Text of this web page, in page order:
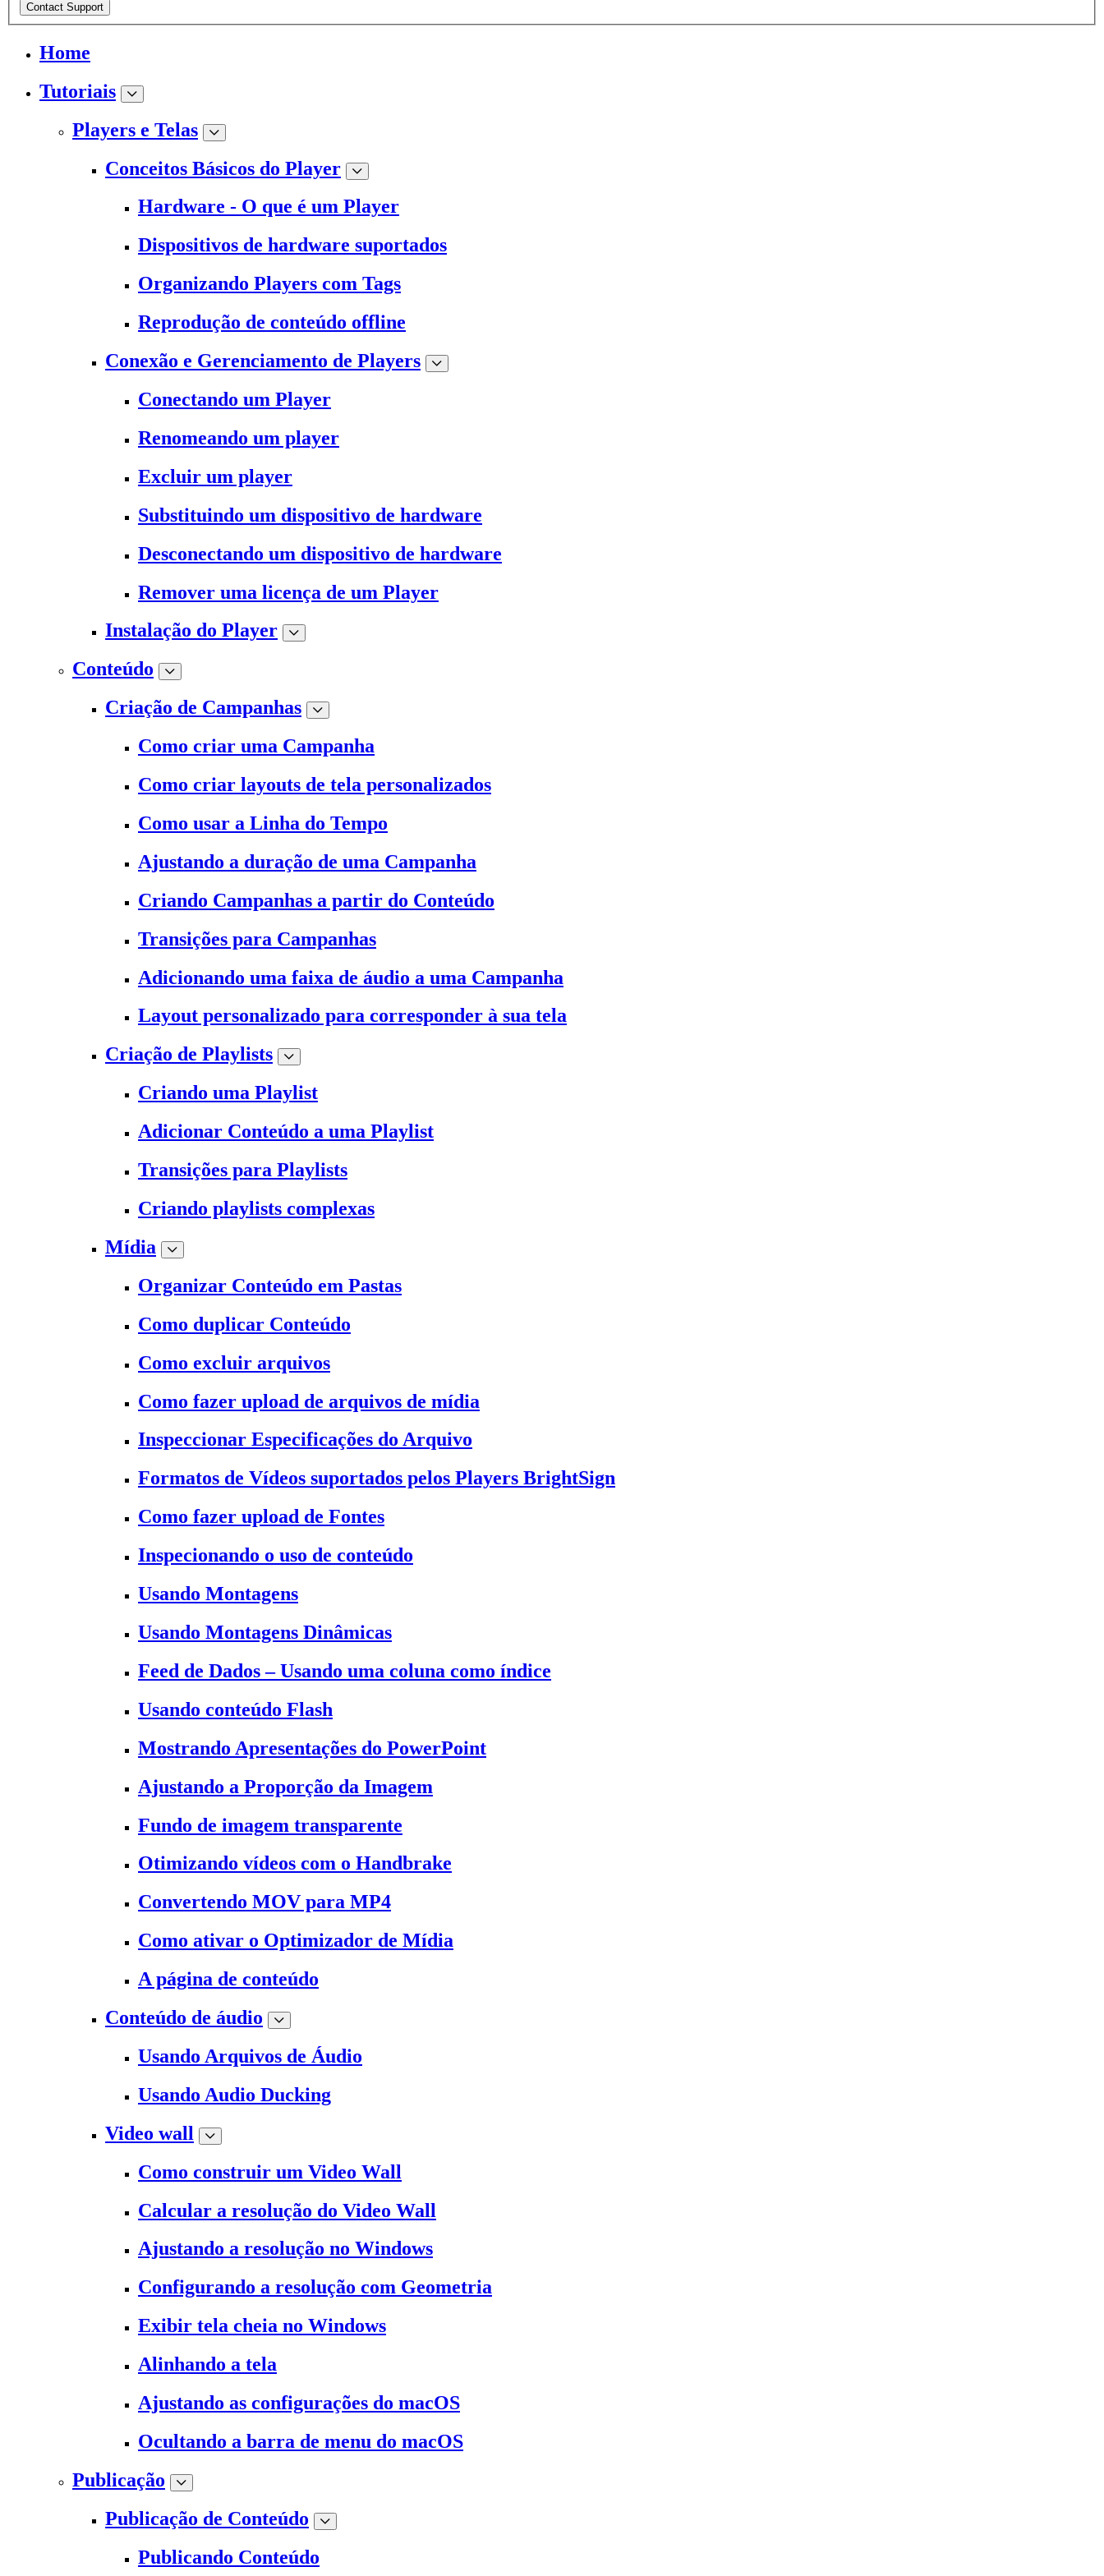
Contact Support
Home
Tutoriais
Players e Telas
Conceitos Básicos do Player
Hardware - O que é um Player
Dispositivos de hardware suportados
Organizando Players com Tags
Reprodução de conteúdo offline
Conexão e Gerenciamento de Players
Conectando um Player
Renomeando um player
Excluir um player
Substituindo um dispositivo de hardware
Desconectando um dispositivo de hardware
Remover uma licença de um Player
Instalação do Player
Conteúdo
Criação de Campanhas
Como criar uma Campanha
Como criar layouts de tela personalizados
Como usar a Linha do Tempo
Ajustando a duração de uma Campanha
Criando Campanhas a partir do Conteúdo
Transições para Campanhas
Adicionando uma faixa de áudio a uma Campanha
Layout personalizado para corresponder à sua tela
Criação de Playlists
Criando uma Playlist
Adicionar Conteúdo a uma Playlist
Transições para Playlists
Criando playlists complexas
Mídia
Organizar Conteúdo em Pastas
Como duplicar Conteúdo
Como excluir arquivos
Como fazer upload de arquivos de mídia
Inspeccionar Especificações do Arquivo
Formatos de Vídeos suportados pelos Players BrightSign
Como fazer upload de Fontes
Inspecionando o uso de conteúdo
Usando Montagens
Usando Montagens Dinâmicas
Feed de Dados – Usando uma coluna como índice
Usando conteúdo Flash
Mostrando Apresentações do PowerPoint
Ajustando a Proporção da Imagem
Fundo de imagem transparente
Otimizando vídeos com o Handbrake
Convertendo MOV para MP4
Como ativar o Optimizador de Mídia
A página de conteúdo
Conteúdo de áudio
Usando Arquivos de Áudio
Usando Audio Ducking
Video wall
Como construir um Video Wall
Calcular a resolução do Video Wall
Ajustando a resolução no Windows
Configurando a resolução com Geometria
Exibir tela cheia no Windows
Alinhando a tela
Ajustando as configurações do macOS
Ocultando a barra de menu do macOS
Publicação
Publicação de Conteúdo
Publicando Conteúdo